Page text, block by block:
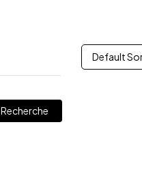
Recherche
Default